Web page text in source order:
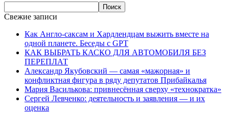
Свежие записи
Как Англо-саксам и Хардлендцам выжить вместе на
одной планете. Беседы с GPT
КАК ВЫБРАТЬ КАСКО ДЛЯ АВТОМОБИЛЯ БЕЗ
ПЕРЕПЛАТ
Александр Якубовский — самая «мажорная» и
конфликтная фигура в ряду депутатов Прибайкалья
Мария Василькова: привнесённая сверху «технократка»
Сергей Левченко: деятельность и заявления — и их
оценка